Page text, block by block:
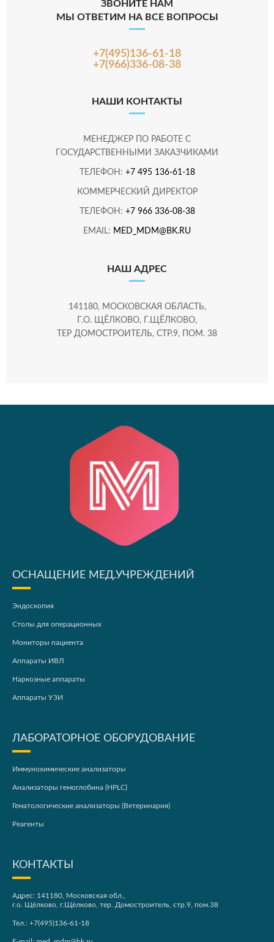
ЗВОНИТЕ НАМ
МЫ ОТВЕТИМ НА ВСЕ ВОПРОСЫ
+7(495)136-61-18
+7(966)336-08-38
НАШИ КОНТАКТЫ
МЕНЕДЖЕР ПО РАБОТЕ С
ГОСУДАРСТВЕННЫМИ ЗАКАЗЧИКАМИ
ТЕЛЕФОН: +7 495 136-61-18
КОММЕРЧЕСКИЙ ДИРЕКТОР
ТЕЛЕФОН: +7 966 336-08-38
EMAIL: MED_MDM@BK.RU
НАШ АДРЕС
141180, МОСКОВСКАЯ ОБЛАСТЬ,
Г.О. ЩЁЛКОВО, Г.ЩЁЛКОВО,
ТЕР ДОМОСТРОИТЕЛЬ, СТР.9, ПОМ. 38
ОСНАЩЕНИЕ МЕД.УЧРЕЖДЕНИЙ
Эндоскопия
Столы для операционных
Мониторы пациента
Аппараты ИВЛ
Наркозные аппараты
Аппараты УЗИ
ЛАБОРАТОРНОЕ ОБОРУДОВАНИЕ
Иммунохимические анализаторы
Анализаторы гемоглобина (HPLC)
Гематологические анализаторы (Ветеринария)
Реагенты
КОНТАКТЫ
Адрес: 141180, Московская обл.,
г.о. Щёлково, г.Щёлково, тер. Домостроитель, стр.9, пом.38
Тел.: +7(495)136-61-18